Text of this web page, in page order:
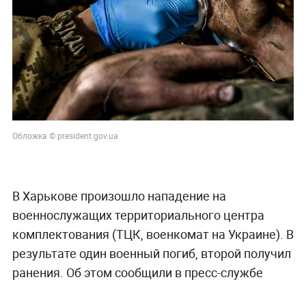
Обложка © president.gov.ua
В Харькове произошло нападение на
военнослужащих территориального центра
комплектования (ТЦК, военкомат на Украине). В
результате один военный погиб, второй получил
ранения. Об этом сообщили в пресс-службе